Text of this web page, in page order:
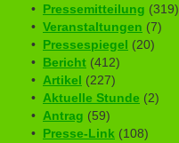
• Pressemitteilung (319)
• Veranstaltungen (7)
• Pressespiegel (20)
• Bericht (412)
• Artikel (227)
• Aktuelle Stunde (2)
• Antrag (59)
• Presse-Link (108)